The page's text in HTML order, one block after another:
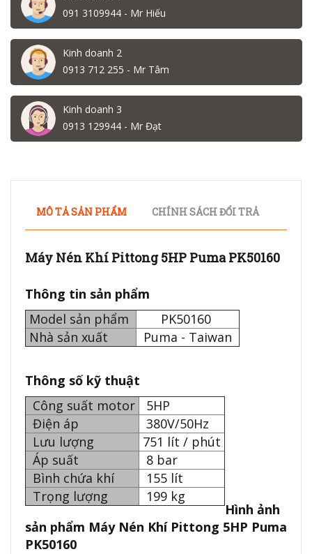
091 3109944 - Mr Hiếu
Kinh doanh 2
0913 712 255 - Mr Tâm
Kinh doanh 3
0913 129944 - Mr Đạt
MÔ TẢ SẢN PHẨM CHÍNH SÁCH ĐỔI TRẢ
Máy Nén Khí Pittong 5HP Puma PK50160
Thông tin sản phẩm
Model sản phẩm
PK50160
Nhà sản xuất
Puma - Taiwan
Thông số kỹ thuật
Công suất motor
5HP
Điện áp
380V/50Hz
Lưu lượng
751 lít / phút
Áp suất
8 bar
Bình chứa khí
155 lít
Trọng lượng
199 kg
Hình ảnh
sản phẩm Máy Nén Khí Pittong 5HP Puma
PK50160